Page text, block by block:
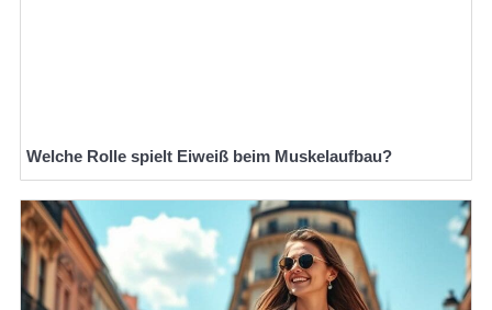
Welche Rolle spielt Eiweiß beim Muskelaufbau?